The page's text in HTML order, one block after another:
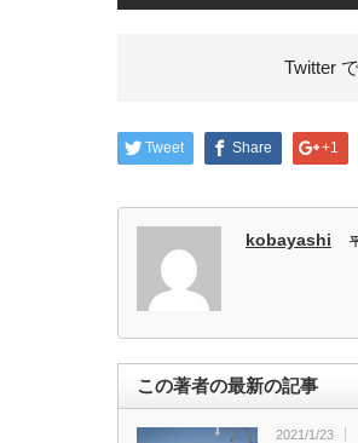
Twitter
Tweet Share +1
kobayashi
この著者の最新の記事
2021/1/23